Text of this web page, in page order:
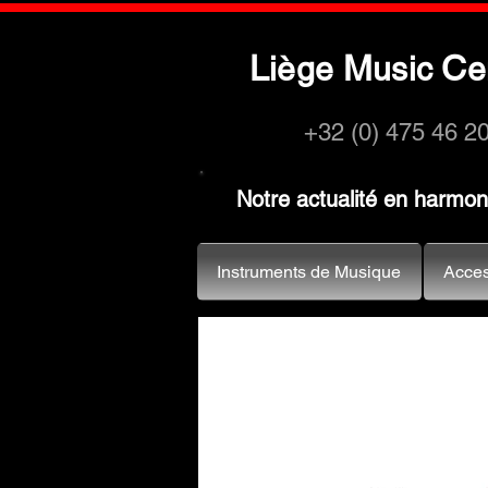
Liège Music C
+32 (0) 475 46
Notre actualité en
Instruments de Musique